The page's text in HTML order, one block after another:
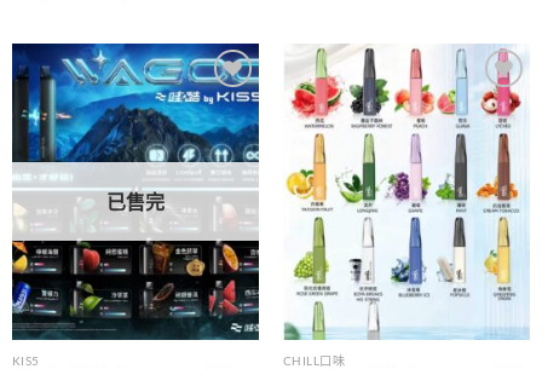
NT$300
到
NT$350
Add to
wishlist
已售完
KIS5
Add to
wishlist
CHILL口味